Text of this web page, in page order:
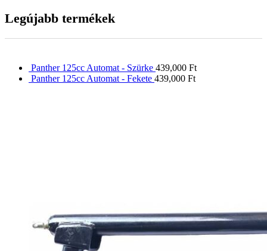
Legújabb termékek
Panther 125cc Automat - Szürke 439,000 Ft
Panther 125cc Automat - Fekete 439,000 Ft